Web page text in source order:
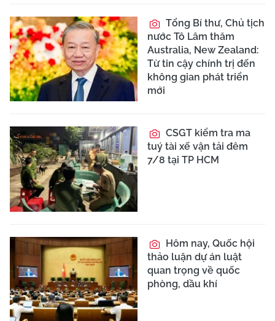
Tổng Bí thư, Chủ tịch
nước Tô Lâm thăm
Australia, New Zealand:
Từ tin cậy chính trị đến
không gian phát triển
mới
CSGT kiểm tra ma
tuý tài xế vận tải đêm
7/8 tại TP HCM
Hôm nay, Quốc hội
thảo luận dự án luật
quan trọng về quốc
phòng, dầu khí